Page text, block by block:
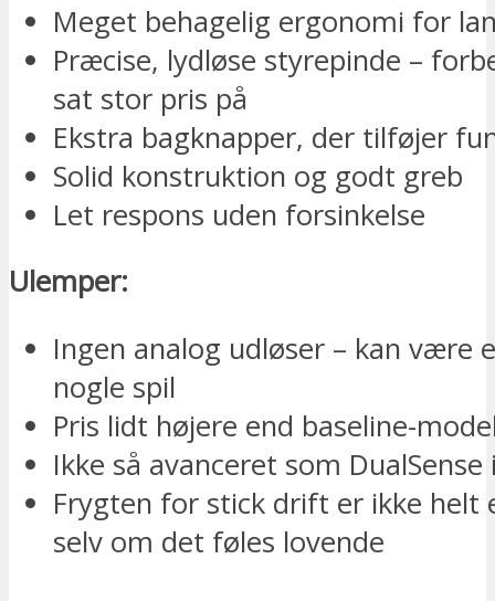
Meget behagelig ergonomi for
Præcise, lydløse styrepinde –
sat stor pris på
Ekstra bagknapper, der tilføjer
Solid konstruktion og godt greb
Let respons uden forsinkelse
Ulemper:
Ingen analog udløser – kan være
nogle spil
Pris lidt højere end baseline-
Ikke så avanceret som
Frygten for stick drift er ikke helt
selv om det føles lovende